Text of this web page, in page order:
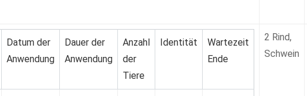
Datum der
Anwendung
Dauer der
Anwendung
Anzahl
der
Tiere
Identität
Wartezeit
Ende
2 Rind,
Schwein